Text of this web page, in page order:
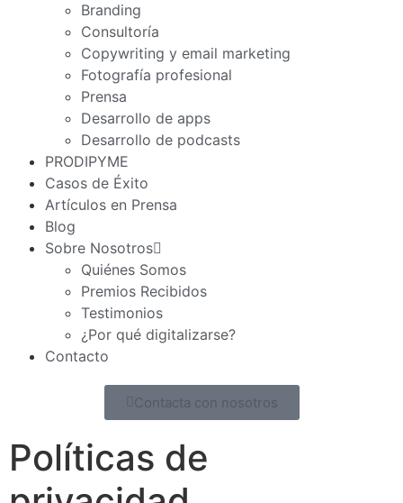
Branding
Consultoría
Copywriting y email marketing
Fotografía profesional
Prensa
Desarrollo de apps
Desarrollo de podcasts
PRODIPYME
Casos de Éxito
Artículos en Prensa
Blog
Sobre Nosotros
Quiénes Somos
Premios Recibidos
Testimonios
¿Por qué digitalizarse?
Contacto
Contacta con nosotros
Políticas de